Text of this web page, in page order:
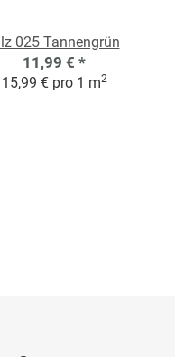
025 Tannengrün
11,99 € *
15,99 € pro 1 m2